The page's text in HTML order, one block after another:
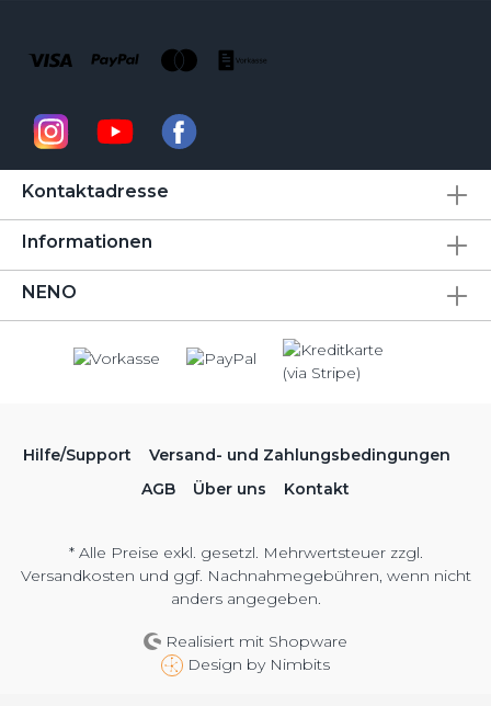
Kontaktadresse
Informationen
NENO
Hilfe/Support
Versand- und Zahlungsbedingungen
AGB
Über uns Kontakt
* Alle Preise exkl. gesetzl. Mehrwertsteuer zzgl.
Versandkosten und ggf. Nachnahmegebühren, wenn nicht
anders angegeben.
Realisiert mit Shopware
Design by Nimbits